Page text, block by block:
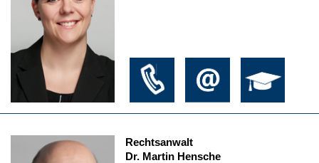
Rechtsanwalt
Dr. Martin Hensche